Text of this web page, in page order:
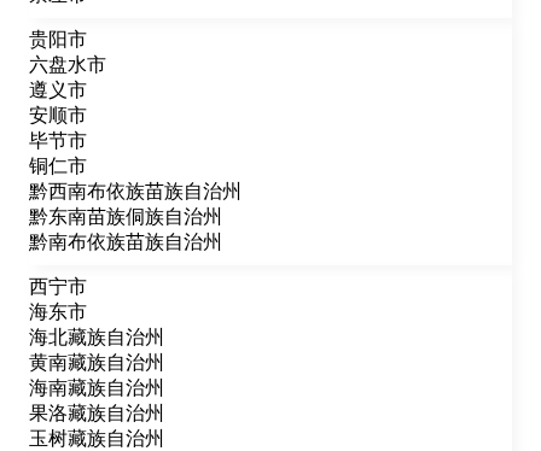
贵阳市
六盘水市
遵义市
安顺市
毕节市
铜仁市
黔西南布依族苗族自治州
黔东南苗族侗族自治州
黔南布依族苗族自治州
西宁市
海东市
海北藏族自治州
黄南藏族自治州
海南藏族自治州
果洛藏族自治州
玉树藏族自治州